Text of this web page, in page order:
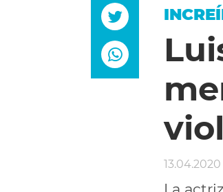
YUYITO A LA TARDE
EMPRENDI2
LONGOBARDI
TU LUGAR IDEAL
CHICHE EN VIVO